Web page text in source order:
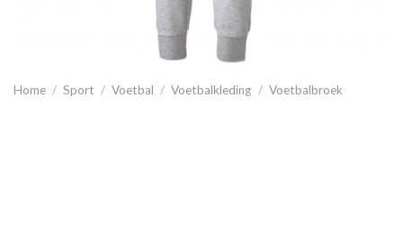
Home / Sport / Voetbal / Voetbalkleding / Voetbalbroek